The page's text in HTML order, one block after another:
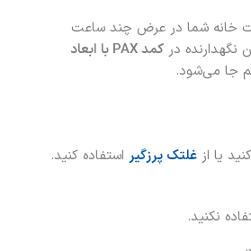
خانه شما در عرض چند ساعت
در کمدPAX با ابعاد
جا می‌شود.
یا از غلتک پرزگیر استفاده کنید.
نکنید.